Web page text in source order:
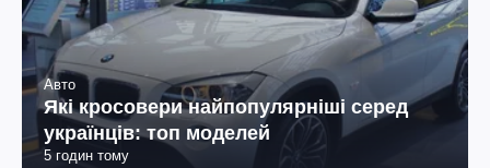
Авто
Які кросовери найпопулярніші серед
українців: топ моделей
5 годин тому